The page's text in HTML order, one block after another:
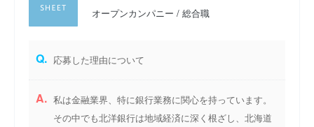
オープンカンパニー / 総合職
Q. 応募した理由について
A. 私は金融業界、特に銀行業務に関心を持っています。
その中でも北洋銀行は地域経済に深く根ざし、北海道